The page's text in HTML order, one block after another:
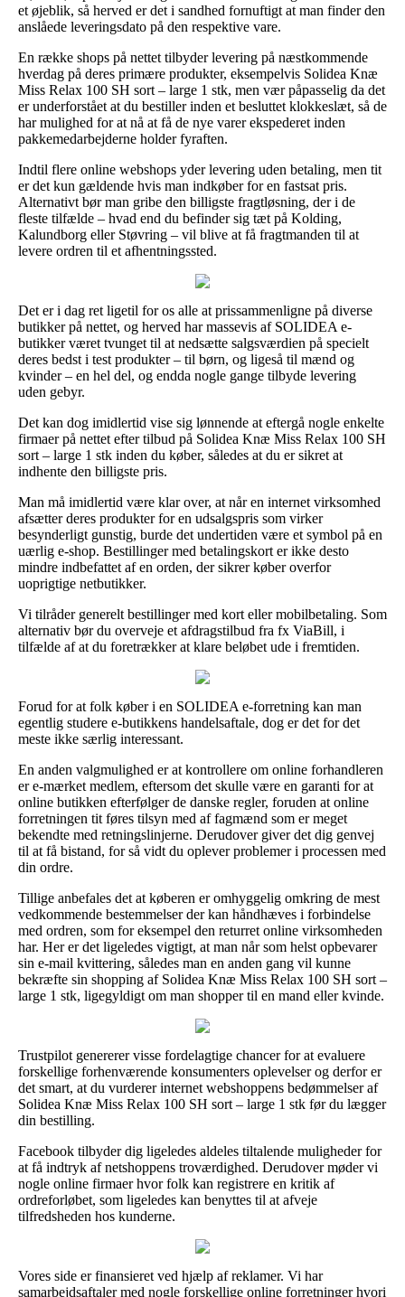
et øjeblik, så herved er det i sandhed fornuftigt at man finder den
anslåede leveringsdato på den respektive vare.
En række shops på nettet tilbyder levering på næstkommende
hverdag på deres primære produkter, eksempelvis Solidea Knæ
Miss Relax 100 SH sort – large 1 stk, men vær påpasselig da det
er underforstået at du bestiller inden et besluttet klokkeslæt, så de
har mulighed for at nå at få de nye varer ekspederet inden
pakkemedarbejderne holder fyraften.
Indtil flere online webshops yder levering uden betaling, men tit
er det kun gældende hvis man indkøber for en fastsat pris.
Alternativt bør man gribe den billigste fragtløsning, der i de
fleste tilfælde – hvad end du befinder sig tæt på Kolding,
Kalundborg eller Støvring – vil blive at få fragtmanden til at
levere ordren til et afhentningssted.
Det er i dag ret ligetil for os alle at prissammenligne på diverse
butikker på nettet, og herved har massevis af SOLIDEA e-
butikker været tvunget til at nedsætte salgsværdien på specielt
deres bedst i test produkter – til børn, og ligeså til mænd og
kvinder – en hel del, og endda nogle gange tilbyde levering
uden gebyr.
Det kan dog imidlertid vise sig lønnende at eftergå nogle enkelte
firmaer på nettet efter tilbud på Solidea Knæ Miss Relax 100 SH
sort – large 1 stk inden du køber, således at du er sikret at
indhente den billigste pris.
Man må imidlertid være klar over, at når en internet virksomhed
afsætter deres produkter for en udsalgspris som virker
besynderligt gunstig, burde det undertiden være et symbol på en
uærlig e-shop. Bestillinger med betalingskort er ikke desto
mindre indbefattet af en orden, der sikrer køber overfor
uoprigtige netbutikker.
Vi tilråder generelt bestillinger med kort eller mobilbetaling. Som
alternativ bør du overveje et afdragstilbud fra fx ViaBill, i
tilfælde af at du foretrækker at klare beløbet ude i fremtiden.
Forud for at folk køber i en SOLIDEA e-forretning kan man
egentlig studere e-butikkens handelsaftale, dog er det for det
meste ikke særlig interessant.
En anden valgmulighed er at kontrollere om online forhandleren
er e-mærket medlem, eftersom det skulle være en garanti for at
online butikken efterfølger de danske regler, foruden at online
forretningen tit føres tilsyn med af fagmænd som er meget
bekendte med retningslinjerne. Derudover giver det dig genvej
til at få bistand, for så vidt du oplever problemer i processen med
din ordre.
Tillige anbefales det at køberen er omhyggelig omkring de mest
vedkommende bestemmelser der kan håndhæves i forbindelse
med ordren, som for eksempel den returret online virksomheden
har. Her er det ligeledes vigtigt, at man når som helst opbevarer
sin e-mail kvittering, således man en anden gang vil kunne
bekræfte sin shopping af Solidea Knæ Miss Relax 100 SH sort –
large 1 stk, ligegyldigt om man shopper til en mand eller kvinde.
Trustpilot genererer visse fordelagtige chancer for at evaluere
forskellige forhenværende konsumenters oplevelser og derfor er
det smart, at du vurderer internet webshoppens bedømmelser af
Solidea Knæ Miss Relax 100 SH sort – large 1 stk før du lægger
din bestilling.
Facebook tilbyder dig ligeledes aldeles tiltalende muligheder for
at få indtryk af netshoppens troværdighed. Derudover møder vi
nogle online firmaer hvor folk kan registrere en kritik af
ordreforløbet, som ligeledes kan benyttes til at afveje
tilfredsheden hos kunderne.
Vores side er finansieret ved hjælp af reklamer. Vi har
samarbejdsaftaler med nogle forskellige online forretninger hvori